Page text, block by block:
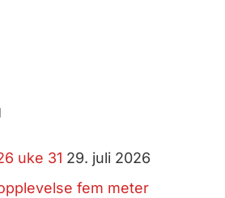
uke 31 29. juli 2026
fem meter